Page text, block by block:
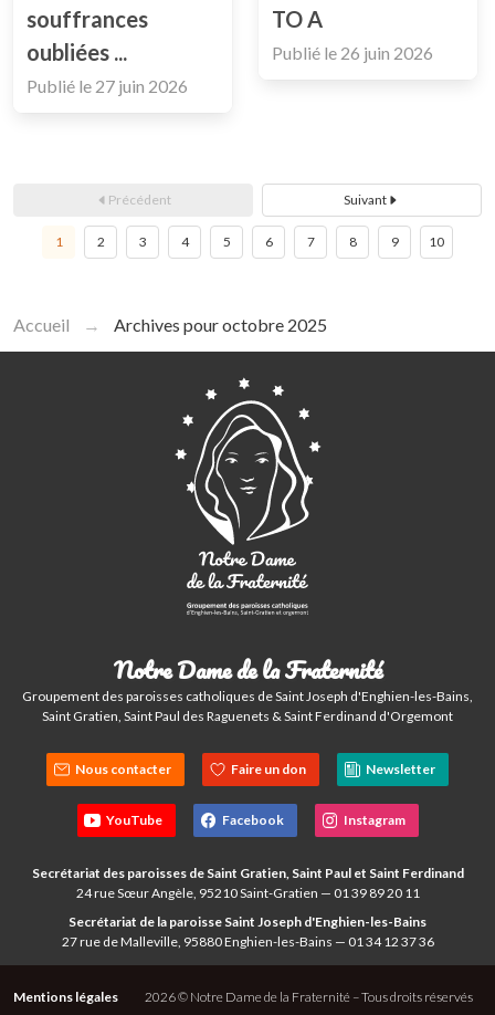
souffrances
oubliées ...
Publié le 27 juin 2026
TO A
Publié le 26 juin 2026
Précédent Suivant
1 2 3 4 5 6 7 8 9 10
Accueil Archives pour octobre 2025
Notre Dame de la Fraternité
Groupement des paroisses catholiques de Saint Joseph d'Enghien-les-Bains,
Saint Gratien, Saint Paul des Raguenets & Saint Ferdinand d'Orgemont
Nous contacter Faire un don Newsletter
YouTube Facebook Instagram
Secrétariat des paroisses de Saint Gratien, Saint Paul et Saint Ferdinand
24 rue Sœur Angèle, 95210 Saint-Gratien — 01 39 89 20 11
Secrétariat de la paroisse Saint Joseph d'Enghien-les-Bains
27 rue de Malleville, 95880 Enghien-les-Bains — 01 34 12 37 36
Mentions légales 2026 © Notre Dame de la Fraternité – Tous droits réservés